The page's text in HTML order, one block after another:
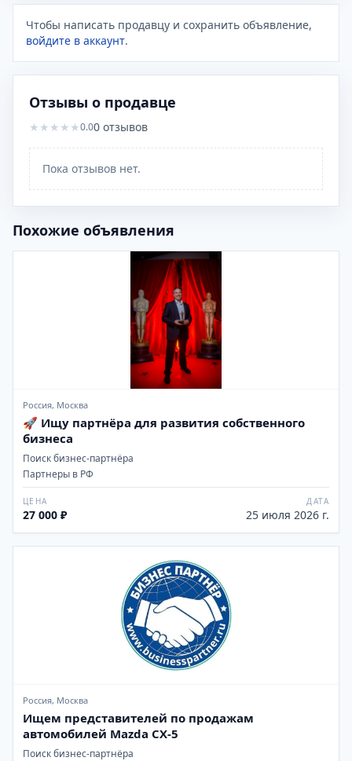
Чтобы написать продавцу и сохранить объявление,
войдите в аккаунт.
Отзывы о продавце
★ ★ ★ ★ ★0.00 отзывов
Пока отзывов нет.
Похожие объявления
Россия, Москва
🚀 Ищу партнёра для развития собственного
бизнеса
Поиск бизнес-партнёра
Партнеры в РФ
ЦЕНА
27 000 ₽
ДАТА
25 июля 2026 г.
Россия, Москва
Ищем представителей по продажам
автомобилей Mazda CX-5
Поиск бизнес-партнёра